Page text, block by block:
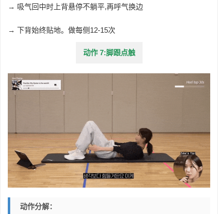
→ 吸气回中时上背悬停不躺平,再呼气换边
→ 下背始终贴地。做每侧12-15次
动作 7:脚跟点触
动作分解：